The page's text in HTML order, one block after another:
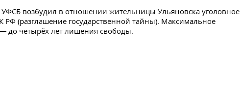
возбудил в отношении жительницы Ульяновска уголовное
РФ (разглашение государственной тайны). Максимальное
— до четырёх лет лишения свободы.